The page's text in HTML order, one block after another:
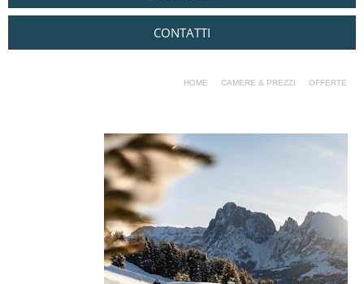
CONTATTI
HOME CAMERE & PREZZI OFFERTE